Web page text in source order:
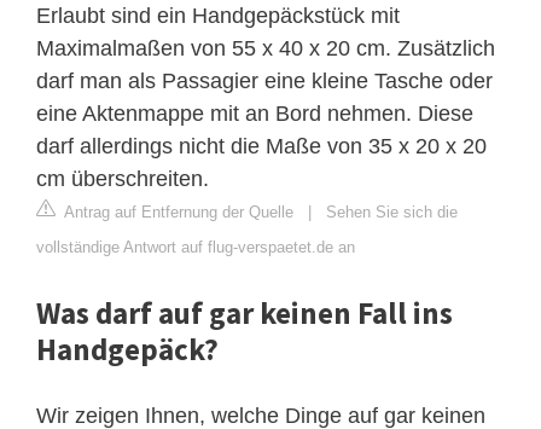
Erlaubt sind ein Handgepäckstück mit
Maximalmaßen von 55 x 40 x 20 cm. Zusätzlich
darf man als Passagier eine kleine Tasche oder
eine Aktenmappe mit an Bord nehmen. Diese
darf allerdings nicht die Maße von 35 x 20 x 20
cm überschreiten.
Antrag auf Entfernung der Quelle | Sehen Sie sich die
vollständige Antwort auf flug-verspaetet.de an
Was darf auf gar keinen Fall ins
Handgepäck?
Wir zeigen Ihnen, welche Dinge auf gar keinen